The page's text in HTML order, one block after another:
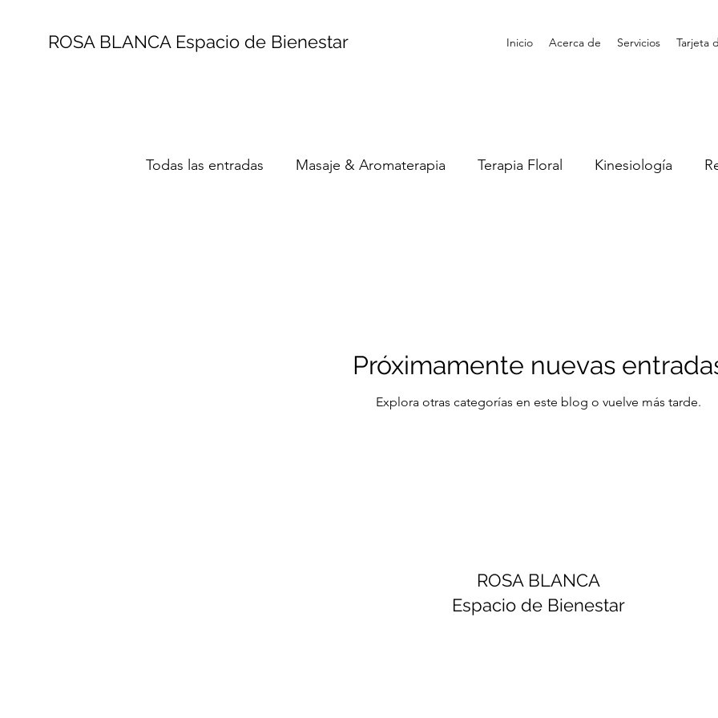
ROSA BLANCA Espacio de Bienestar Inicio Acerca de Servicios Tarjeta
Todas las entradas Masaje & Aromaterapia Terapia Floral Kinesiología
Próximamente nuevas
Explora otras categorías en este blog o vuelve más tarde.
ROSA BLANCA
Espacio de Bienestar